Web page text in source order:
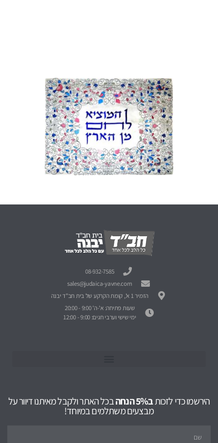
08-932-7585
sales@judaica-yavne.com
הזמיר 1 א', קומת הקרקע של בית חב"ד יבנה
שעות פתיחה: א'-ה' 9:00 - 20:00
ימי שישי וערבי חגים: 9:00 - 12:00
הירשמו כדי לזכותב5% הנחה בכל האתר ולקבל מאיתנו דיוור על
מבצעים משתלמים במיוחד!